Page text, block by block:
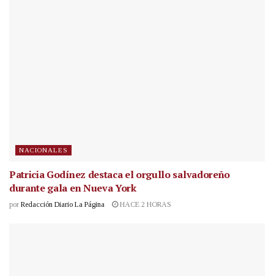
NACIONALES
Patricia Godínez destaca el orgullo salvadoreño
durante gala en Nueva York
por Redacción Diario La Página HACE 2 HORAS